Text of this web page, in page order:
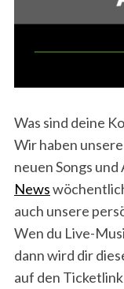
Was sind deine
Wir haben
neuen Songs
News
auch unsere
Wen du Live-
dann wird dir
auf den